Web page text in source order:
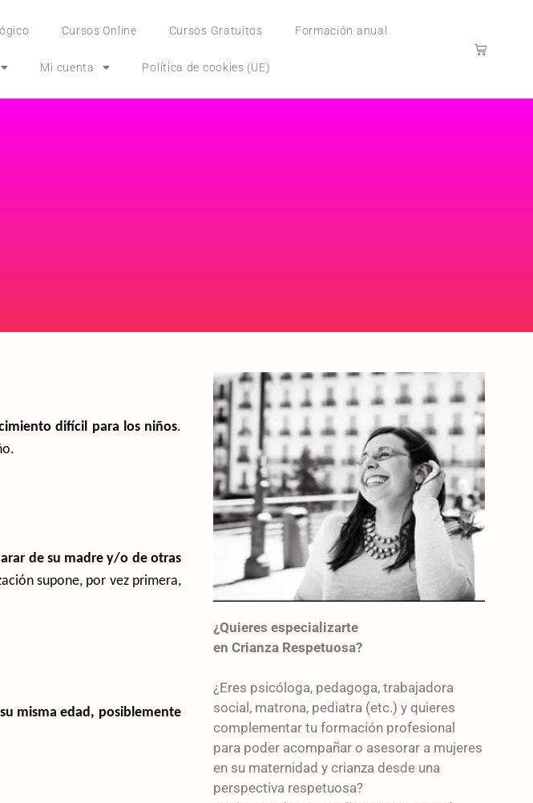
Cursos Online Cursos Gratuitos Formación anual
Mi cuenta Política de cookies (UE)
difícil para los niños.
de su madre y/o de otras
supone, por vez primera,
misma edad, posiblemente
¿Quieres especializarte
en Crianza Respetuosa?
¿Eres psicóloga, pedagoga, trabajadora
social, matrona, pediatra (etc.) y quieres
complementar tu formación profesional
para poder acompañar o asesorar a mujeres
en su maternidad y crianza desde una
perspectiva respetuosa?